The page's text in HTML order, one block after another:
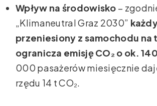
Wpływ na środowisko –
„Klimaneutral Graz 2030”
przeniesiony z samochodu na
ogranicza emisję CO₂ o ok.
000 pasażerów miesięcznie
rzędu 14 t CO₂.